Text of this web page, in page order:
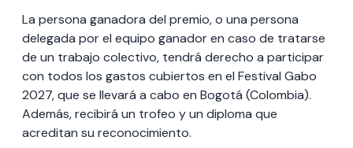
La persona ganadora del premio, o una persona
delegada por el equipo ganador en caso de tratarse
de un trabajo colectivo, tendrá derecho a participar
con todos los gastos cubiertos en el Festival Gabo
2027, que se llevará a cabo en Bogotá (Colombia).
Además, recibirá un trofeo y un diploma que
acreditan su reconocimiento.